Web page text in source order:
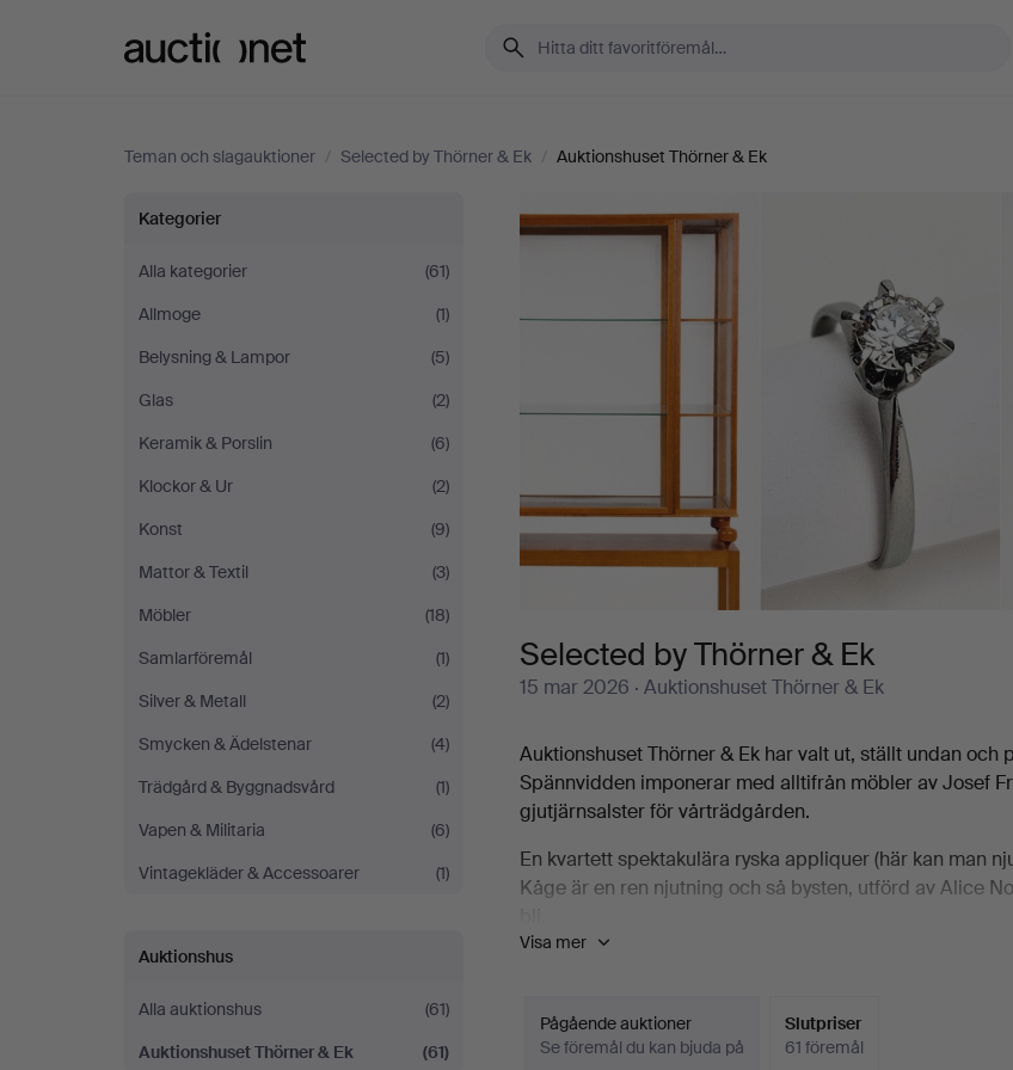
Teman och slagauktioner / Selected by Thörner & Ek / Auktionshuset Thörner & Ek
Selected
by
Thörner
&
Ek
Kategorier
Alla kategorier
(61)
Allmoge
(1)
Belysning & Lampor
(5)
Glas
(2)
Keramik & Porslin
(6)
Klockor & Ur
(2)
Konst
(9)
Mattor & Textil
(3)
Möbler
(18)
Samlarföremål
(1)
Silver & Metall
(2)
Smycken & Ädelstenar
(4)
Trädgård & Byggnadsvård
(1)
Vapen & Militaria
(6)
Vintagekläder & Accessoarer
(1)
Auktionshus
Alla auktionshus
(61)
Auktionshuset Thörner & Ek
(61)
Selected by Thörner & Ek
15 mar 2026 · Auktionshuset Thörner & Ek
Auktionshuset Thörner & Ek har valt ut, ställt undan och
Spännvidden imponerar med alltifrån möbler av Josef
gjutjärnsalster för vårträdgården.
En kvartett spektakulära ryska appliquer (här kan man
Kåge är en ren njutning och så bysten, utförd av Alice
Johan Engholm.
Visa mer
Pågående auktioner
Se föremål du kan bjuda på
Slutpriser
61 föremål